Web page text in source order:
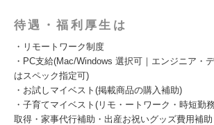
待遇・福利厚生は
・リモートワーク制度
・PC支給(Mac/Windows 選択可｜エンジニア・
はスペック指定可)
・お試しマイベスト(掲載商品の購入補助)
・子育てマイベスト(リモ・ートワーク・時短勤
取得・家事代行補助・出産お祝いグッズ費用補